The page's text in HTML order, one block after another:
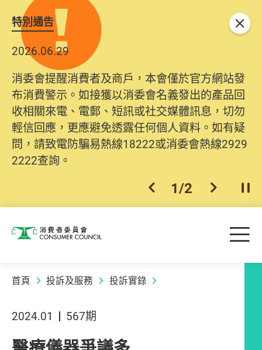
特別通告
2026.06.29
消委會提醒消費者及商戶，本會僅於官方網站發
布消費警示。如接獲以消委會名義發出的產品回
收相關來電、電郵、短訊或社交媒體訊息，切勿
輕信回應，更應避免透露任何個人資料。如有疑
問，請致電防騙易熱線18222或消委會熱線2929
2222查詢。
上一個
1/2 下一個開
關閉
消費者委員會 目
首頁 投訴及服務 投訴實錄
2024.01 567期